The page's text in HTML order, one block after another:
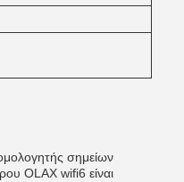
σημείων
OLAX wifi6 είναι